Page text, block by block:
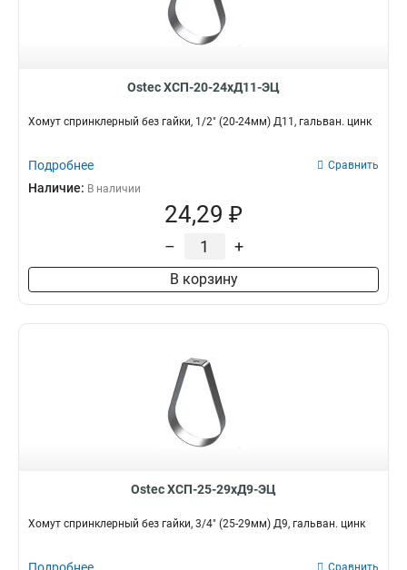
Ostec ХСП-20-24хД11-ЭЦ
Хомут спринклерный без гайки, 1/2" (20-24мм) Д11, гальван. цинк
Подробнее Сравнить
Наличие: В наличии
24,29 ₽
– +
В корзину
Ostec ХСП-25-29хД9-ЭЦ
Хомут спринклерный без гайки, 3/4" (25-29мм) Д9, гальван. цинк
Сравнить